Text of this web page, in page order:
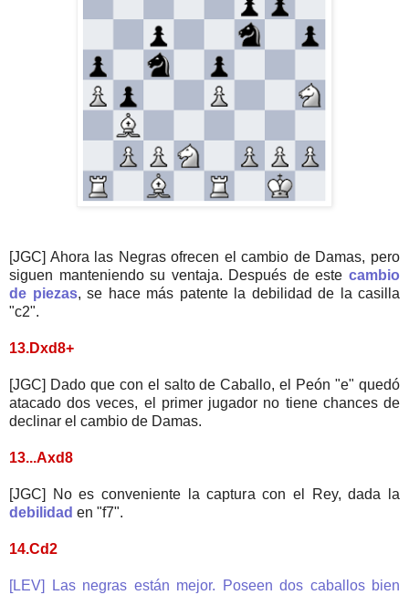
[JGC] Ahora las Negras ofrecen el cambio de Damas, pero
siguen manteniendo su ventaja. Después de este cambio
de piezas, se hace más patente la debilidad de la casilla
"c2".
13.Dxd8+
[JGC] Dado que con el salto de Caballo, el Peón "e" quedó
atacado dos veces, el primer jugador no tiene chances de
declinar el cambio de Damas.
13...Axd8
[JGC] No es conveniente la captura con el Rey, dada la
debilidad en "f7".
14.Cd2
[LEV] Las negras están mejor. Poseen dos caballos bien